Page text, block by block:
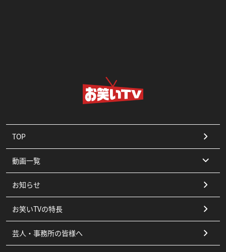
TOP
動画一覧
コント
漫才
ピン
お知らせ
お笑いTVの特長
芸人・事務所の皆様へ